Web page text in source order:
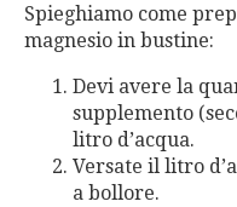
Spieghiamo come
magnesio in bustine:
Devi avere la
supplemento
litro d’acqua.
Versate il litro
a bollore.